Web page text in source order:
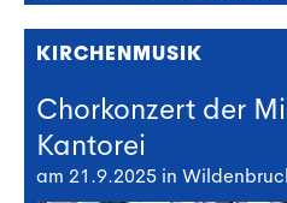
KIRCHENMUSIK
Chorkonzert der
Kantorei
am 21.9.2025 in